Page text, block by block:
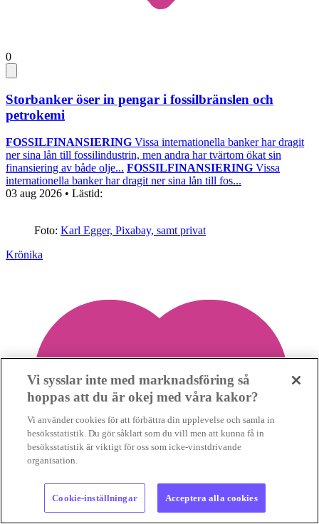
0
Storbanker öser in pengar i fossilbränslen och
petrokemi
FOSSILFINANSIERING Vissa internationella banker har dragit
ner sina lån till fossilindustrin, men andra har tvärtom ökat sin
finansiering av både olje... FOSSILFINANSIERING Vissa
internationella banker har dragit ner sina lån till fos...
03 aug 2026 • Lästid:
Foto: Karl Egger, Pixabay, samt privat
Krönika
Vi sysslar inte med marknadsföring så
hoppas att du är okej med våra kakor?
Vi använder cookies för att förbättra din upplevelse och samla in
besöksstatistik. Du gör såklart som du vill men att kunna få in
besöksstatistik är viktigt för oss som icke-vinstdrivande
organisation.
Cookie-inställningar Acceptera alla cookies